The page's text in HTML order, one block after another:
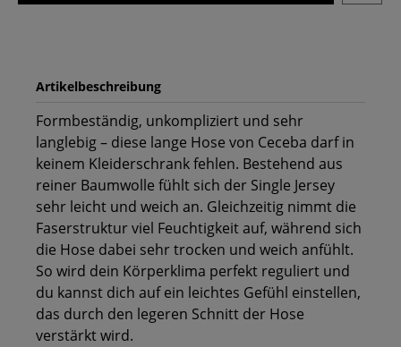
Artikelbeschreibung
Formbeständig, unkompliziert und sehr
langlebig – diese lange Hose von Ceceba darf in
keinem Kleiderschrank fehlen. Bestehend aus
reiner Baumwolle fühlt sich der Single Jersey
sehr leicht und weich an. Gleichzeitig nimmt die
Faserstruktur viel Feuchtigkeit auf, während sich
die Hose dabei sehr trocken und weich anfühlt.
So wird dein Körperklima perfekt reguliert und
du kannst dich auf ein leichtes Gefühl einstellen,
das durch den legeren Schnitt der Hose
verstärkt wird.